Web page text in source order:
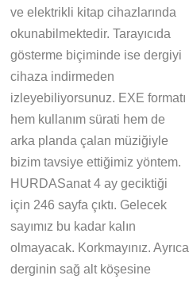
ve elektrikli kitap cihazlarında
okunabilmektedir. Tarayıcıda
gösterme biçiminde ise dergiyi
cihaza indirmeden
izleyebiliyorsunuz. EXE formatı
hem kullanım sürati hem de
arka planda çalan müziğiyle
bizim tavsiye ettiğimiz yöntem.
HURDASanat 4 ay geciktiği
için 246 sayfa çıktı. Gelecek
sayımız bu kadar kalın
olmayacak. Korkmayınız. Ayrıca
derginin sağ alt köşesine